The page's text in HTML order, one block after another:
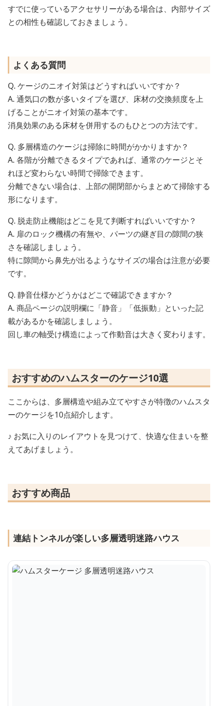
すでに使っているアクセサリーがある場合は、内部サイズ
との相性も確認しておきましょう。
よくある質問
Q. ケージのニオイ対策はどうすればいいですか？
A. 通気口の数が多いタイプを選び、床材の交換頻度を上
げることがニオイ対策の基本です。
消臭効果のある床材を併用するのもひとつの方法です。
Q. 多層構造のケージは掃除に時間がかかりますか？
A. 各階が分離できるタイプであれば、通常のケージとそ
れほど変わらない時間で掃除できます。
分離できない場合は、上部の開閉部からまとめて掃除する
形になります。
Q. 脱走防止機能はどこを見て判断すればいいですか？
A. 扉のロック機構の有無や、パーツの継ぎ目の隙間の狭
さを確認しましょう。
特に隙間から鼻先が出るようなサイズの場合は注意が必要
です。
Q. 静音仕様かどうかはどこで確認できますか？
A. 商品ページの説明欄に「静音」「低振動」といった記
載があるかを確認しましょう。
回し車の軸受け構造によって作動音は大きく変わります。
おすすめのハムスターのケージ10選
ここからは、多層構造や組み立てやすさが特徴のハムスタ
ーのケージを10点紹介します。
♪ お気に入りのレイアウトを見つけて、快適な住まいを整
えてあげましょう。
おすすめ商品
連結トンネルが楽しい多層透明迷路ハウス